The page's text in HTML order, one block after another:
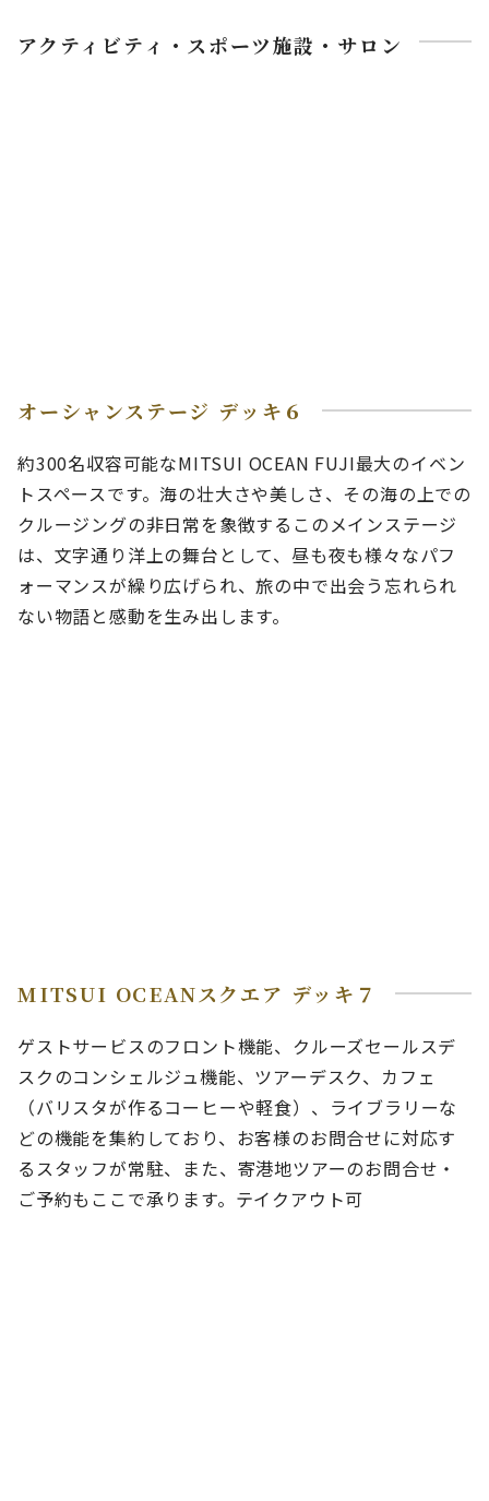
アクティビティ・スポーツ施設・サロン
オーシャンステージ デッキ６
約300名収容可能なMITSUI OCEAN FUJI最大のイベン
トスペースです。海の壮大さや美しさ、その海の上での
クルージングの非日常を象徴するこのメインステージ
は、文字通り洋上の舞台として、昼も夜も様々なパフ
ォーマンスが繰り広げられ、旅の中で出会う忘れられ
ない物語と感動を生み出します。
MITSUI OCEANスクエア デッキ７
ゲストサービスのフロント機能、クルーズセールスデ
スクのコンシェルジュ機能、ツアーデスク、カフェ
（バリスタが作るコーヒーや軽食）、ライブラリーな
どの機能を集約しており、お客様のお問合せに対応す
るスタッフが常駐、また、寄港地ツアーのお問合せ・
ご予約もここで承ります。テイクアウト可